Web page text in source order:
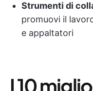
Strumenti di
promuovi il
e appaltatori
I 10